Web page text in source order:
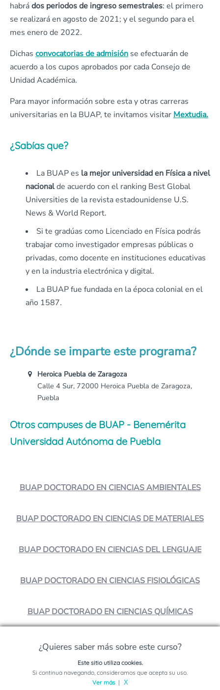
habrádos periodos de ingreso semestrales: el primero
se realizará en agosto de 2021; y el segundo para el
mes enero de 2022.
Dichas convocatorias de admisión se efectuarán de
acuerdo a los cupos aprobados por cada Consejo de
Unidad Académica.
Para mayor información sobre esta y otras carreras
universitarias en la BUAP, te invitamos visitar Mextudia.
¿Sabías que?
La BUAP es la mejor universidad en Física a nivel
nacionalde acuerdo con el ranking Best Global
Universities de la revista estadounidense U.S.
News & World Report.
Si te gradúas como Licenciado en Física podrás
trabajar como investigador empresas públicas o
privadas, como docente en instituciones educativas
y en la industria electrónica y digital.
La BUAP fue fundada en la época colonial en el
año 1587.
¿Dónde se imparte este programa?
Heroica Puebla de Zaragoza
Calle 4 Sur, 72000 Heroica Puebla de Zaragoza,
Puebla
Otros campuses de BUAP - Benemérita
Universidad Autónoma de Puebla
BUAP DOCTORADO EN CIENCIAS AMBIENTALES
BUAP DOCTORADO EN CIENCIAS DE MATERIALES
BUAP DOCTORADO EN CIENCIAS DEL LENGUAJE
BUAP DOCTORADO EN CIENCIAS FISIOLÓGICAS
BUAP DOCTORADO EN CIENCIAS QUÍMICAS
¿Crees que es interesante?
¡Compártelo!
¿Quieres saber más sobre este curso?
Solicita información sobre este programa
Este sitio utiliza cookies.
Si continua navegando, consideramos que acepta su uso.
Ver más| X